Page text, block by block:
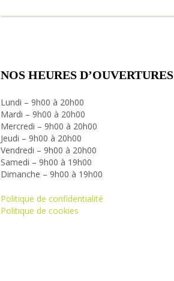
NOS HEURES D’OUVERTURES
Lundi – 9h00 à 20h00
Mardi – 9h00 à 20h00
Mercredi – 9h00 à 20h00
Jeudi – 9h00 à 20h00
Vendredi – 9h00 à 20h00
Samedi – 9h00 à 19h00
Dimanche – 9h00 à 19h00
Politique de confidentialité
Politique de cookies